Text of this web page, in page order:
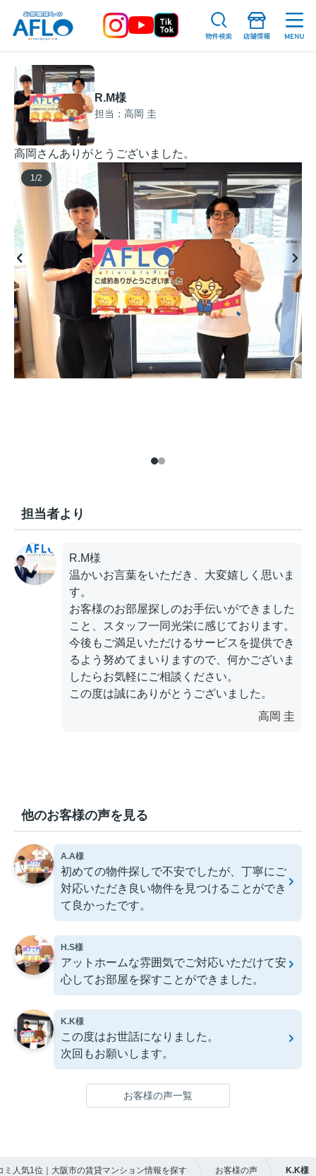
R.M様
担当：高岡 圭
高岡さんありがとうございました。
1 /2
担当者より
R.M様
温かいお言葉をいただき、大変嬉しく思いま
す。
お客様のお部屋探しのお手伝いができました
こと、スタッフ一同光栄に感じております。
今後もご満足いただけるサービスを提供でき
るよう努めてまいりますので、何かございま
したらお気軽にご相談ください。
この度は誠にありがとうございました。
高岡 圭
他のお客様の声を見る
A.A様
初めての物件探しで不安でしたが、丁寧にご
対応いただき良い物件を見つけることができ
て良かったです。
H.S様
アットホームな雰囲気でご対応いただけて安
心してお部屋を探すことができました。
K.K様
この度はお世話になりました。
次回もお願いします。
お客様の声一覧
ミ人気1位｜大阪市の賃貸マンション情報を探す お客様の声 K.K様